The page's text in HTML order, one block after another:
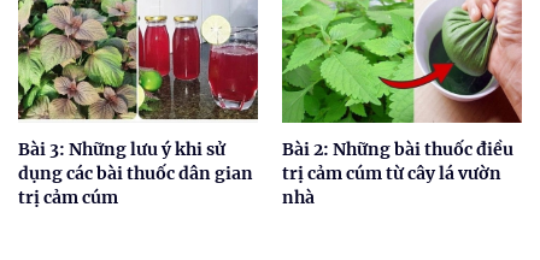
Bài 3: Những lưu ý khi sử
dụng các bài thuốc dân gian
trị cảm cúm
Bài 2: Những bài thuốc điều
trị cảm cúm từ cây lá vườn
nhà